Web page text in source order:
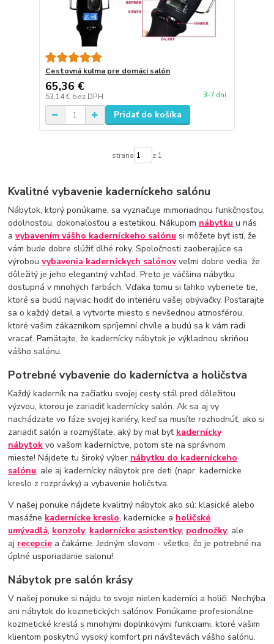
Cestovná kulma pre domáci salón
65,36 €
53,14 € bez DPH 3-7 dní
Pridať do košíka
strana z 1
Kvalitné vybavenie kaderníckeho salónu
Nábytok, ktorý ponúkame, sa vyznačuje mimoriadnou funkčnosťou,
odolnosťou, dokonalosťou a estetikou. Nákupom nábytku u nás
avybavením vášho kaderníckeho salónu si môžete byť istí, že
vám bude dobre slúžiť dlhé roky. Spoločnosti zaoberajúce sa
výrobouvybavenia kaderníckych salónovveľmi dobre vedia, že
dôležitý je jeho elegantný vzhľad. Preto je väčšina nábytku
dostupná v mnohých farbách. Vďaka tomu si ľahko vyberiete tie,
ktoré sa budú najviac hodiť do interiéru vašej obývačky. Postarajte
sa o každý detail a vytvorte miesto s nevšednou atmosférou,
ktoré vašim zákazníkom spríjemní chvíle a budú sa k vám radi
vracať. Pamätajte, že kadernícky nábytok je výkladnou skriňou
vášho salónu.
Potrebné vybavenie do kaderníctva a holičstva
Každý kaderník na začiatku svojej cesty stál pred dôležitou
výzvou, ktorou je zariadiť kadernícky salón. Ak sa aj vy
nachádzate vo fáze svojej kariéry, keď sa musíte rozhodnúť, ako si
zariadiť salón a rozmýšľate, aký by mal byť kadernícky
nábytok vo vašom kaderníctve, potom ste na správnom
mieste! Nájdete tu široký výber nábytku do kaderníckeho
salónu, ale aj kadernícky nábytok pre deti (napr. kadernícke
kreslo z rozprávky) a vybavenie holičstva.
V našej ponuke nájdete kvalitný nábytok ako sú: klasické alebo
masážne kadernícke kreslo, kadernícke a holičské
umývadlá, konzoly, kadernícke asistentky, podnožky, ale
aj recepcie a čakárne. Jedným slovom - všetko, čo je potrebné na
úplné usporiadanie salonu!
Nábytok pre salón krásy
V našej ponuke si nájdu to svoje nielen kaderníci a holiči. Nechýba
ani nábytok do kozmetických salónov. Ponúkame profesionálne
kozmetické kreslá s mnohými doplnkovými funkciami, ktoré vašim
klientom poskytnú vysoký komfort pri návštevách vášho salónu.